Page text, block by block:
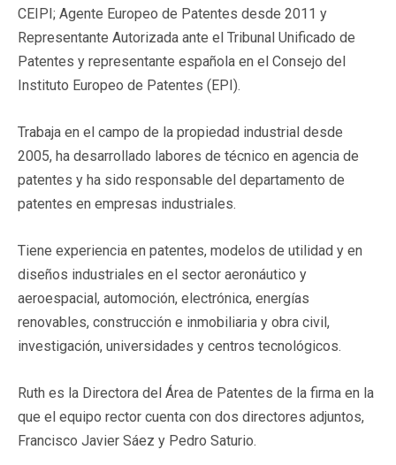
CEIPI; Agente Europeo de Patentes desde 2011 y
Representante Autorizada ante el Tribunal Unificado de
Patentes y representante española en el Consejo del
Instituto Europeo de Patentes (EPI).
Trabaja en el campo de la propiedad industrial desde
2005, ha desarrollado labores de técnico en agencia de
patentes y ha sido responsable del departamento de
patentes en empresas industriales.
Tiene experiencia en patentes, modelos de utilidad y en
diseños industriales en el sector aeronáutico y
aeroespacial, automoción, electrónica, energías
renovables, construcción e inmobiliaria y obra civil,
investigación, universidades y centros tecnológicos.
Ruth es la Directora del Área de Patentes de la firma en la
que el equipo rector cuenta con dos directores adjuntos,
Francisco Javier Sáez y Pedro Saturio.